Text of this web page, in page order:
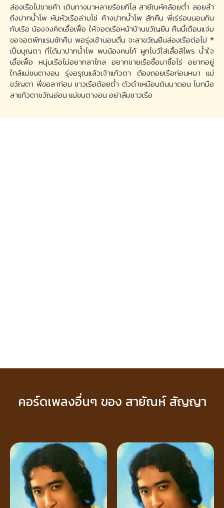
ล่องเรือไปขายค้า เดินทางมาหลายร้อยกิโล สายัณห์คล้อยต่ำ ลอยลำ
ถึงปากน้ำโพ หันหัวเรือล่ามโซ่ ค้างปากน้ำโพ สักคืน พี่เร่ร่อนนอนกิน
กับเรือ น้องจงคิดเอื้อเฟื้อ ให้จอดเรือหน้าบ้านขวัญยืน คืนนี้เดือนแจ่ม
ขอจอดพักแรมซักคืน พอรุ่งเช้านอนตื่น จะลาขวัญยืนล่องเรือต่อไป *
เป็นบุญตา ที่ได้มาปากน้ำโพ พบน้องคนโก้ ผูกโบว์ใส่เสื้อสีไพร น้ำใจ
เอื้อเฟื้อ หนุ่มเรือไม่อยากลาไกล อยากขายเรือซื้อนาซื้อไร่ อยากอยู่
ใกล้แม่ขนตางอน รุ่งอรุณแล้วเจ้าแก้วตา ต้องถอยเรือก่อนหนา แม่
ขวัญตา พี่ขอลาก่อน ชาวเรือต้อยต่ำ ตัวดำเหมือนดินนาดอน โบกมือ
ลาแก้วตาขวัญอ่อน แม่ขนตางอน อย่าลืมชาวเรือ
คอร์ดเพลงอื่นๆ ของ สายัณห์ สัญญา